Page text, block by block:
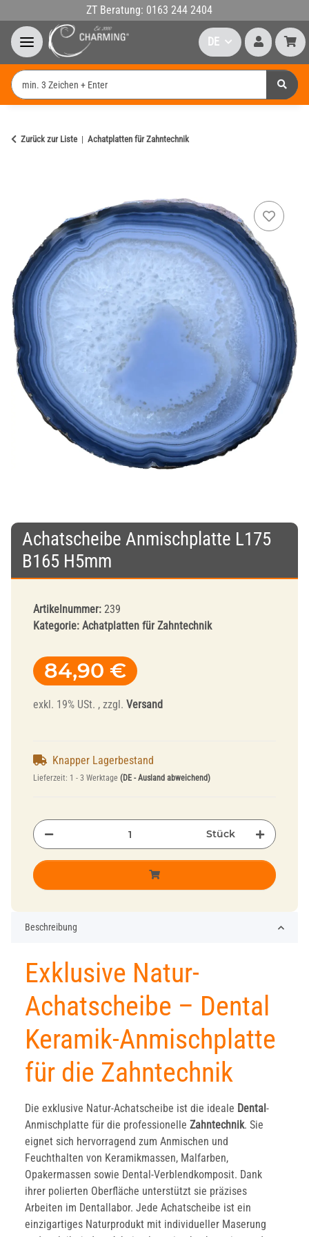
ZT Beratung: 0163 244 2404
DE
Zurück zur Liste Achatplatten für Zahntechnik
Achatscheibe Anmischplatte L175
B165 H5mm
Artikelnummer: 239
Kategorie: Achatplatten für Zahntechnik
84,90 €
exkl. 19% USt. , zzgl. Versand
Knapper Lagerbestand
Lieferzeit: 1 - 3 Werktage (DE - Ausland abweichend)
Stück
Beschreibung
Exklusive Natur-
Achatscheibe – Dental
Keramik-Anmischplatte
für die Zahntechnik
Die exklusive Natur-Achatscheibe ist die ideale Dental -
Anmischplatte für die professionelle Zahntechnik. Sie
eignet sich hervorragend zum Anmischen und
Feuchthalten von Keramikmassen, Malfarben,
Opakermassen sowie Dental-Verblendkomposit. Dank
ihrer polierten Oberfläche unterstützt sie präzises
Arbeiten im Dentallabor. Jede Achatscheibe ist ein
einzigartiges Naturprodukt mit individueller Maserung